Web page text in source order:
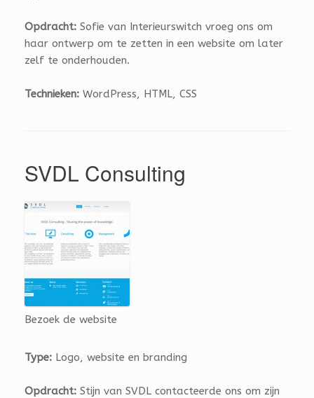
Opdracht: Sofie van Interieurswitch vroeg ons om
haar ontwerp om te zetten in een website om later
zelf te onderhouden.
Technieken: WordPress, HTML, CSS
SVDL Consulting
Bezoek de website
Type: Logo, website en branding
Opdracht: Stijn van SVDL contacteerde ons om zijn